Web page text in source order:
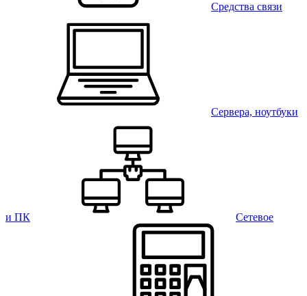
Средства связи
Сервера, ноутбуки
и ПК Сетевое